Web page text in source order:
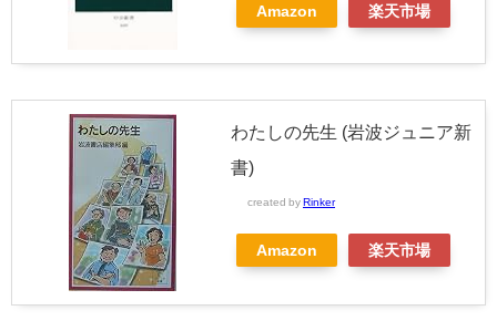
Amazon 楽天市場
わたしの先生 (岩波ジュニア新
書)
created by Rinker
Amazon 楽天市場